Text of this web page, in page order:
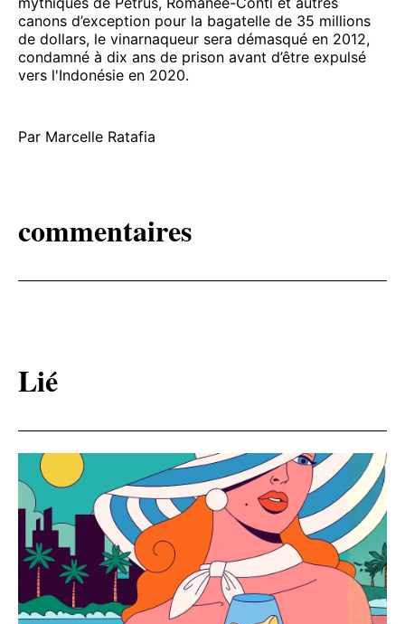
canons d’exception pour la bagatelle de 35 millions
de dollars, le vinarnaqueur sera démasqué en 2012,
condamné à dix ans de prison avant d’être expulsé
vers l'Indonésie en 2020.
Par Marcelle Ratafia
commentaires
Lié